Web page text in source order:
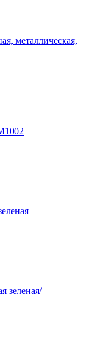
металлическая,
зеленая/